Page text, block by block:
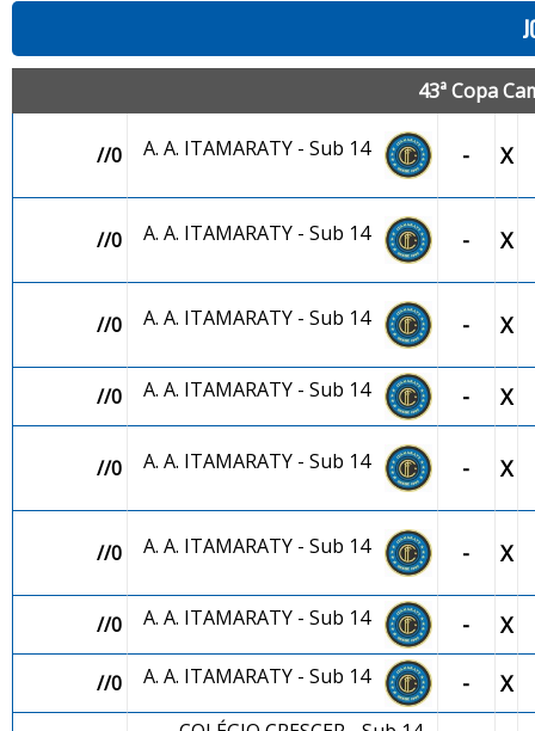
43ª Copa
//0 A. A. ITAMARATY - Sub 14 - X
//0 A. A. ITAMARATY - Sub 14 - X
//0 A. A. ITAMARATY - Sub 14 - X
//0 A. A. ITAMARATY - Sub 14 - X
//0 A. A. ITAMARATY - Sub 14 - X
//0 A. A. ITAMARATY - Sub 14 - X
//0 A. A. ITAMARATY - Sub 14 - X
//0 A. A. ITAMARATY - Sub 14 - X